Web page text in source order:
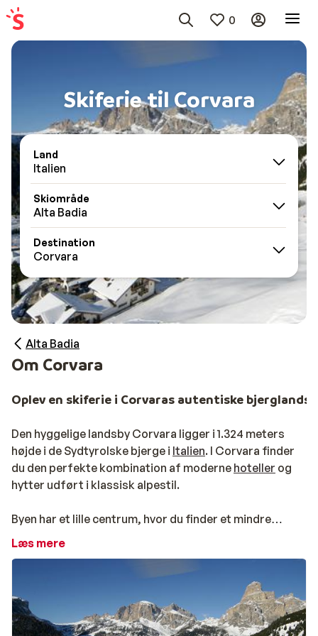
0
Skiferie til Corvara
Land
Italien
Skiområde
Alta Badia
Destination
Corvara
Alta Badia
Om Corvara
Oplev en skiferie i Corvaras autentiske
Den hyggelige landsby Corvara ligger i 1.324 meters
højde i de Sydtyrolske bjerge i Italien. I Corvara finder
du den perfekte kombination af moderne hoteller og
hytter udført i klassisk alpestil.
Byen har et lille centrum, hvor du finder et mindre
udvalg af gode butikker, barer og restauranter. Efter
eller L’Murin, hvor du kan smage på de lækre lokale vine.
Dertil har byen et fint udvalg af barer, herunder
Toccami, L’Got og Corf.
Læs mere